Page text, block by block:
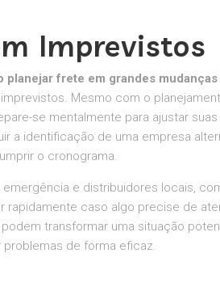
Imprevistos
planejar frete em grandes mudanças
Mesmo com o
se mentalmente para ajustar
a identificação de uma empresa
o cronograma.
e distribuidores locais,
rapidamente caso algo precise de
transformar uma situação
de forma eficaz.